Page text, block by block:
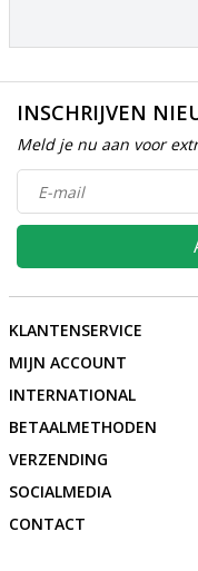
INSCHRIJVEN
Meld je nu aan voor
KLANTENSERVICE
MIJN ACCOUNT
INTERNATIONAL
BETAALMETHODEN
VERZENDING
SOCIALMEDIA
CONTACT